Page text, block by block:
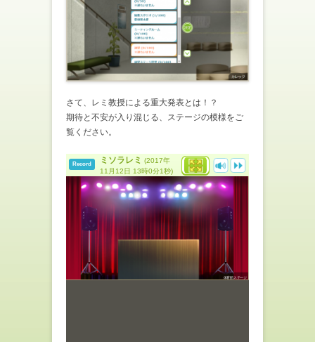
さて、レミ教授による重大発表とは！？
期待と不安が入り混じる、ステージの模様をご
覧ください。